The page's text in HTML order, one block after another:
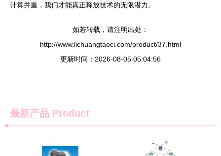
计算并重，我们才能真正释放技术的无限潜力。
如若转载，请注明出处：
http://www.lichuangtaoci.com/product/37.html
更新时间：2026-08-05 05:04:56
最新产品 Product